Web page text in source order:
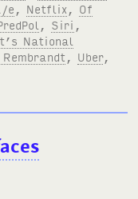
e Netflix
Of
Siri
National
Uber,